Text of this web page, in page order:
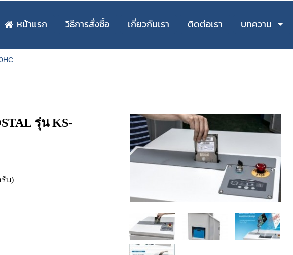
หน้าแรก วิธีการสั่งซื้อ เกี่ยวกับเรา ติดต่อเรา บทความ
รุ่น KS-
บ)